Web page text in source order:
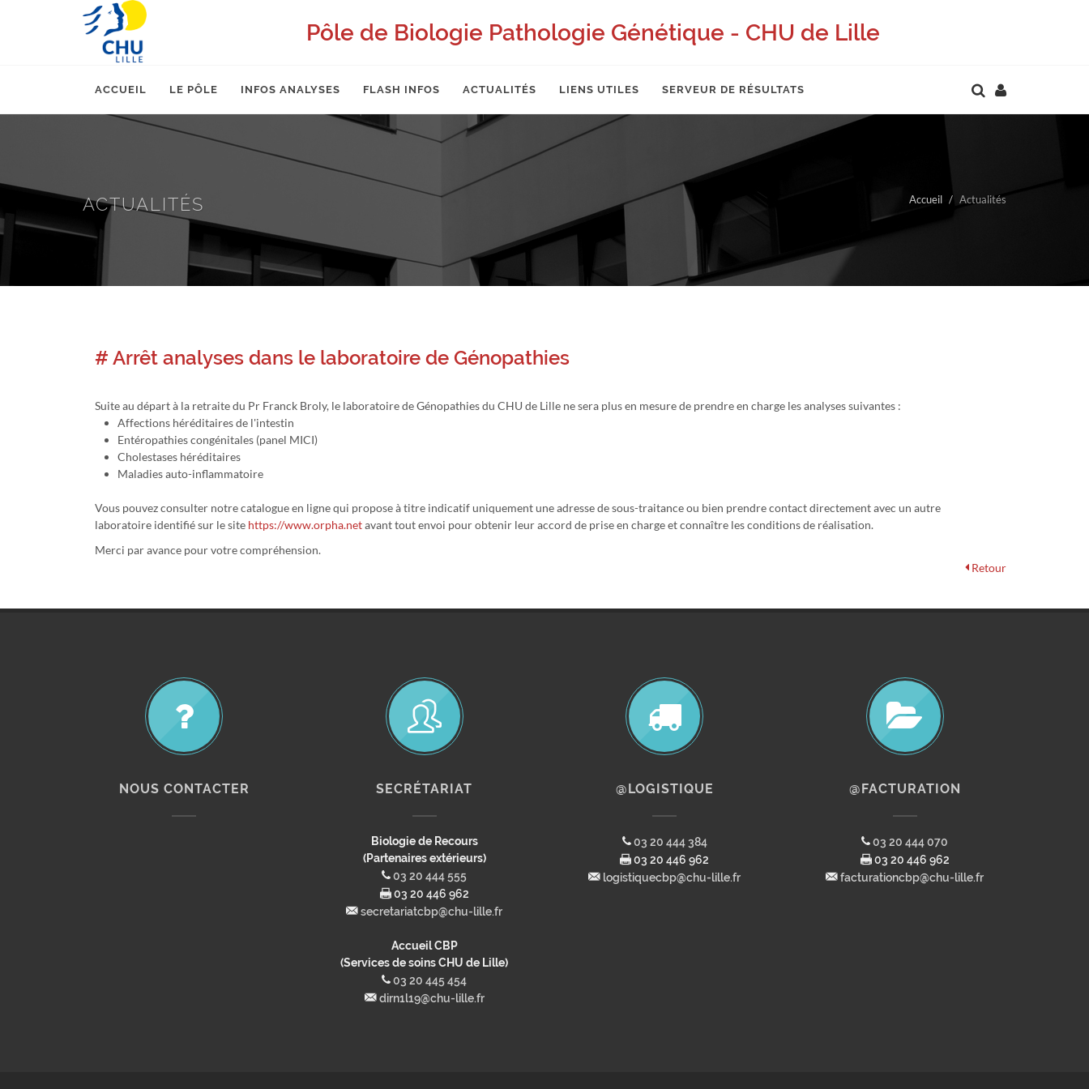
Pôle de Biologie Pathologie Génétique - CHU de Lille
ACCUEIL LE PÔLE INFOS ANALYSES FLASH INFOS ACTUALITÉS LIENS UTILES SERVEUR DE RÉSULTATS
ACTUALITÉS Accueil Actualités
# Arrêt analyses dans le laboratoire de Génopathies
Suite au départ à la retraite du Pr Franck Broly, le laboratoire de Génopathies du CHU de Lille ne sera plus en mesure de prendre en charge les analyses suivantes :
Affections héréditaires de l'intestin
Entéropathies congénitales (panel MICI)
Cholestases héréditaires
Maladies auto-inflammatoire
Vous pouvez consulter notre catalogue en ligne qui propose à titre indicatif uniquement une adresse de sous-traitance ou bien prendre contact directement avec un autre
laboratoire identifié sur le site https://www.orpha.netavant tout envoi pour obtenir leur accord de prise en charge et connaître les conditions de réalisation.
Merci par avance pour votre compréhension.
Retour
NOUS CONTACTER SECRÉTARIAT
Biologie de Recours
(Partenaires extérieurs)
03 20 444 555
03 20 446 962
secretariatcbp@chu-lille.fr
Accueil CBP
(Services de soins CHU de Lille)
03 20 445 454
dirn1l19@chu-lille.fr
@LOGISTIQUE
03 20 444 384
03 20 446 962
logistiquecbp@chu-lille.fr
@FACTURATION
03 20 444 070
03 20 446 962
facturationcbp@chu-lille.fr